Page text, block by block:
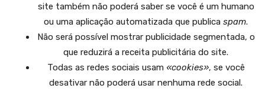
site também não poderá saber se você é um humano
ou uma aplicação automatizada que publica spam.
Não será possível mostrar publicidade segmentada, o
que reduzirá a receita publicitária do site.
Todas as redes sociais usam «cookies», se você
desativar não poderá usar nenhuma rede social.